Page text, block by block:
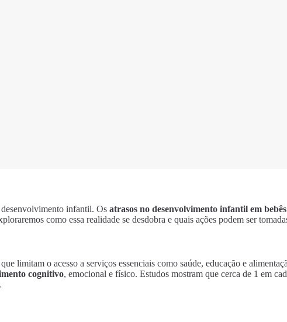
desenvolvimento infantil. Os atrasos no desenvolvimento infantil em
como essa realidade se desdobra e quais ações podem ser
limitam o acesso a serviços essenciais como saúde, educação e
cognitivo, emocional e físico. Estudos mostram que cerca de 1 em